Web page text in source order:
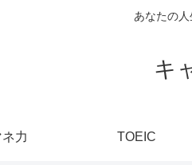
あなたの
キ
力 TOEIC